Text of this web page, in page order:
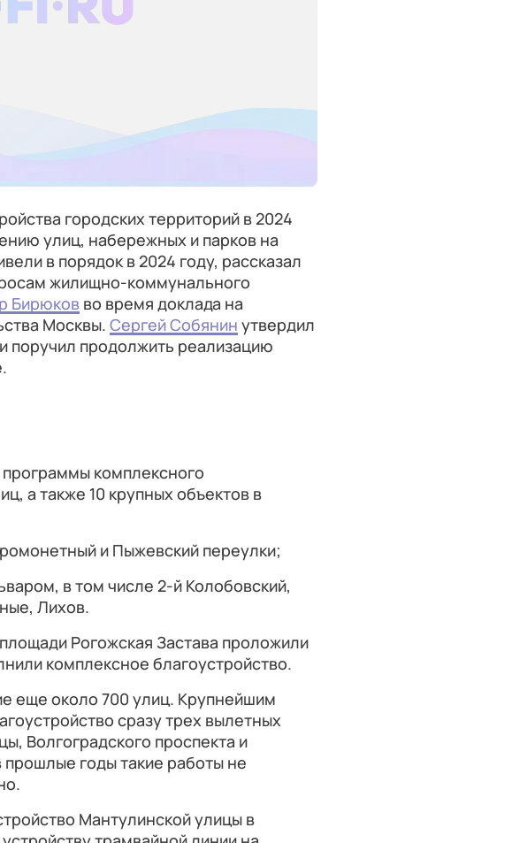
городских территорий в 2024
улиц, набережных и парков на
в порядок в 2024 году, рассказал
жилищно-коммунального
Бирюков во время доклада на
Москвы. Сергей Собянин утвердил
поручил продолжить реализацию
комплексного
а также 10 крупных объектов в
и Пыжевский переулки;
в том числе 2-й Колобовский,
Лихов.
Рогожская Застава проложили
комплексное благоустройство.
еще около 700 улиц. Крупнейшим
сразу трех вылетных
Волгоградского проспекта и
годы такие работы не
Мантулинской улицы в